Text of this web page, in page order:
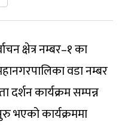
क्षेत्र नम्बर–१ का
वडा नम्बर
कार्यक्रम सम्पन्न
भएको कार्यक्रममा